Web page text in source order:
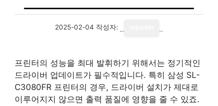
2025-02-04 작성자:
프린터의 성능을 최대 발휘하기 위해서는 정기적인
드라이버 업데이트가 필수적입니다. 특히 삼성 SL-
C3080FR 프린터의 경우, 드라이버 설치가 제대로
이루어지지 않으면 출력 품질에 영향을 줄 수 있죠.